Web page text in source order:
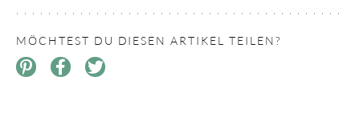
MÖCHTEST DU DIESEN ARTIKEL TEILEN?